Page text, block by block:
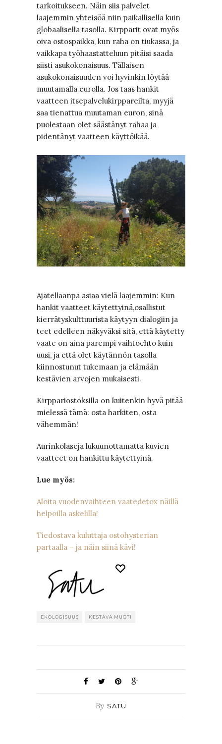
tarkoitukseen. Näin siis palvelet
laajemmin yhteisöä niin paikallisella kuin
globaalisella tasolla. Kirpparit ovat myös
oiva ostospaikka, kun raha on tiukassa, ja
vaikkapa työhaastatteluun pitäisi saada
siisti asukokonaisuus. Tällaisen
asukokonaisuuden voi hyvinkin löytää
muutamalla eurolla. Jos taas hankit
vaatteen itsepalvelukirppareilta, myyjä
saa tienattua muutaman euron, sinä
puolestaan olet säästänyt rahaa ja
pidentänyt vaatteen käyttöikää.
Ajatellaanpa asiaa vielä laajemmin: Kun
hankit vaatteet käytettyinä,osallistut
kierrätyskulttuurista käytyyn dialogiin ja
teet edelleen näkyväksi sitä, että käytetty
vaate on aina parempi vaihtoehto kuin
uusi, ja että olet käytännön tasolla
kiinnostunut tukemaan ja elämään
kestävien arvojen mukaisesti.
Kirppariostoksilla on kuitenkin hyvä pitää
mielessä tämä: osta harkiten, osta
vähemmän!
Aurinkolaseja lukuunottamatta kuvien
vaatteet on hankittu käytettyinä.
Lue myös:
Aloita vuodenvaihteen vaatedetox näillä
helpoilla askelilla!
Tiedostava kuluttaja ostohysterian
partaalla – ja näin siinä kävi!
EKOLOGISUUS KESTÄVÄ MUOTI
By SATU